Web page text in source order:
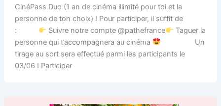
CinéPass Duo (1 an de cinéma illimité pour toi et la
personne de ton choix) ! Pour participer, il suffit de
:⠀⠀⠀⠀
Suivre notre compte @pathefrance
Taguer la
personne qui t’accompagnera au cinéma
⠀⠀⠀⠀⠀⠀Un
tirage au sort sera effectué parmi les participants le
03/06 ! Participer